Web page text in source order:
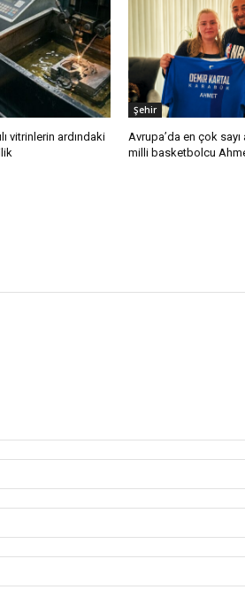
vitrinlerin ardındaki
Şehir
Avrupa’da en çok
milli basketbolcu